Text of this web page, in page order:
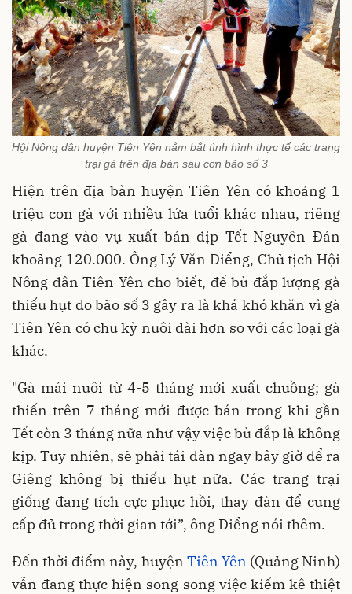
Hội Nông dân huyện Tiên Yên nắm bắt tình hình thực tế các trang
trại gà trên địa bàn sau cơn bão số 3
Hiện trên địa bàn huyện Tiên Yên có khoảng 1
triệu con gà với nhiều lứa tuổi khác nhau, riêng
gà đang vào vụ xuất bán dịp Tết Nguyên Đán
khoảng 120.000. Ông Lý Văn Diểng, Chủ tịch Hội
Nông dân Tiên Yên cho biết, để bù đắp lượng gà
thiếu hụt do bão số 3 gây ra là khá khó khăn vì gà
Tiên Yên có chu kỳ nuôi dài hơn so với các loại gà
khác.
"Gà mái nuôi từ 4-5 tháng mới xuất chuồng; gà
thiến trên 7 tháng mới được bán trong khi gần
Tết còn 3 tháng nữa như vậy việc bù đắp là không
kịp. Tuy nhiên, sẽ phải tái đàn ngay bây giờ để ra
Giêng không bị thiếu hụt nữa. Các trang trại
giống đang tích cực phục hồi, thay đàn để cung
cấp đủ trong thời gian tới”, ông Diểng nói thêm.
Đến thời điểm này, huyện Tiên Yên (Quảng Ninh)
vẫn đang thực hiện song song việc kiểm kê thiệt